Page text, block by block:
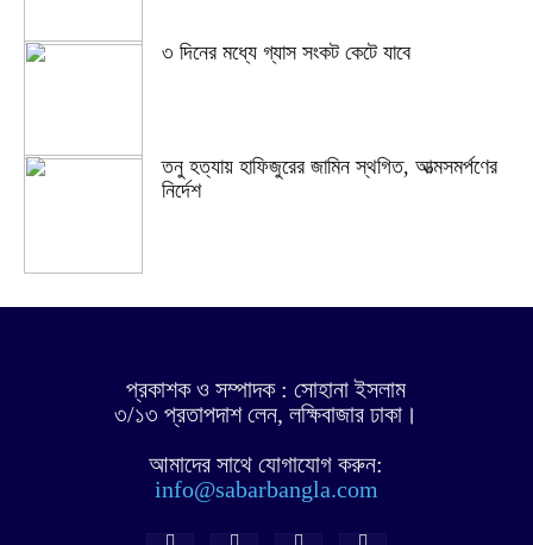
৩ দিনের মধ্যে গ্যাস সংকট কেটে যাবে
তনু হত্যায় হাফিজুরের জামিন স্থগিত, আত্মসমর্পণের
নির্দেশ
প্রকাশক ও সম্পাদক : সোহানা ইসলাম
৩/১৩ প্রতাপদাশ লেন, লক্ষিবাজার ঢাকা।
আমাদের সাথে যোগাযোগ করুন:
info@sabarbangla.com